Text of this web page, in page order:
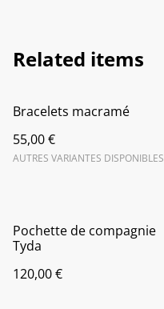
Related items
Bracelets macramé
55,00 €
AUTRES VARIANTES DISPONIBLES
Pochette de compagnie
Tyda
120,00 €